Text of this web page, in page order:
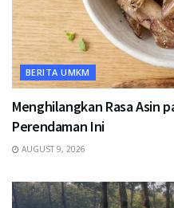
BERITA UMKM
Menghilangkan Rasa Asin
Perendaman Ini
AUGUST 9, 2026